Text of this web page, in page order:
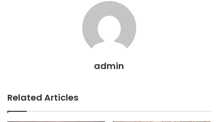
admin
Related Articles